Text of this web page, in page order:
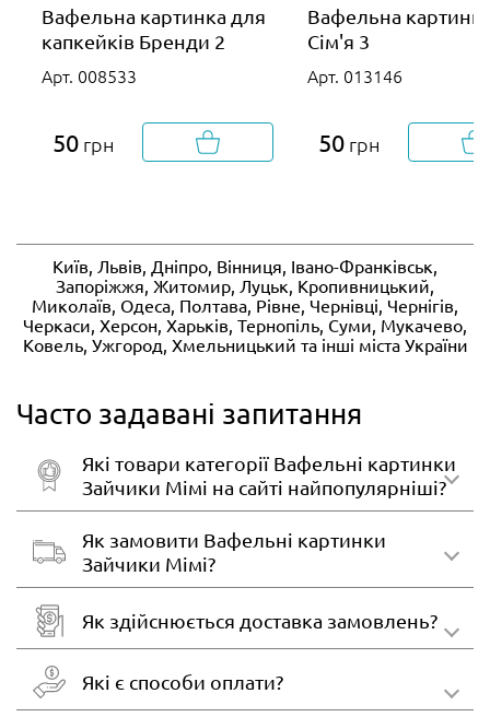
Вафельна картинка для
капкейків Бренди 2
Арт. 008533
50 грн
Вафельна
Сім'я 3
Арт. 013146
50 грн
Київ, Львів, Дніпро, Вінниця, Івано-Франківськ,
Запоріжжя, Житомир, Луцьк, Кропивницький,
Миколаїв, Одеса, Полтава, Рівне, Чернівці, Чернігів,
Черкаси, Херсон, Харьків, Тернопіль, Суми, Мукачево,
Ковель, Ужгород, Хмельницький та інші міста України
Часто задавані запитання
Які товари категорії Вафельні картинки
Зайчики Мімі на сайті найпопулярніші?
Як замовити Вафельні картинки
Зайчики Мімі?
Як здійснюється доставка замовлень?
Які є способи оплати?